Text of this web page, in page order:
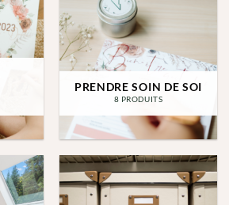
PRENDRE SOIN DE SOI
8 PRODUITS